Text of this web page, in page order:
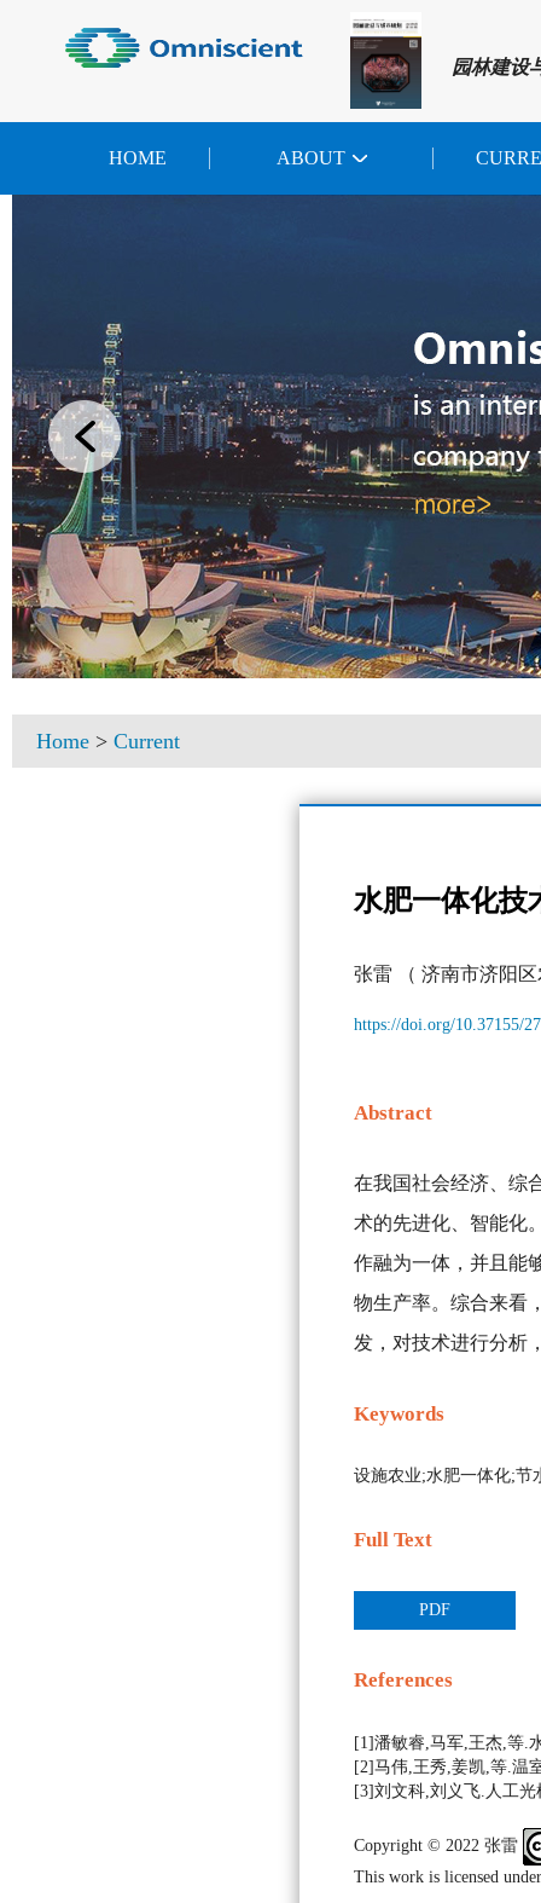
园林建设
HOME ABOUT
Home > Current
水肥一体化技
张雷 （ 济南市济阳
https://doi.org/10.37155/
Abstract
在我国社会经济、综
术的先进化、智能化
作融为一体，并且能
物生产率。综合来看
发，对技术进行分析
Keywords
设施农业;水肥一体化;节
Full Text
PDF
References
[1]潘敏睿,马军,王杰,等.
[2]马伟,王秀,姜凯,等.温
[3]刘文科,刘义飞.人工
Copyright © 2022 张雷
This work is licensed